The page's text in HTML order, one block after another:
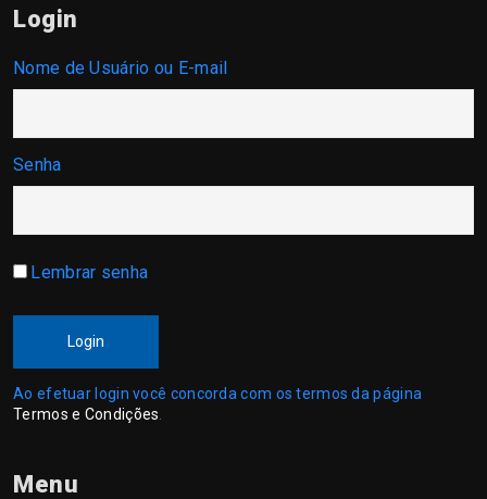
Login
Nome de Usuário ou E-mail
Senha
Lembrar senha
Login
Ao efetuar login você concorda com os termos da página
Termos e Condições
Menu